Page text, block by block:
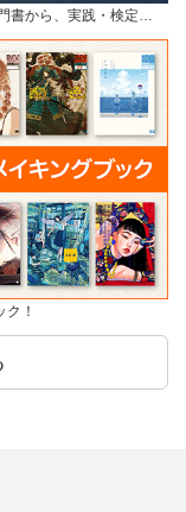
書から、実践・検定…
！